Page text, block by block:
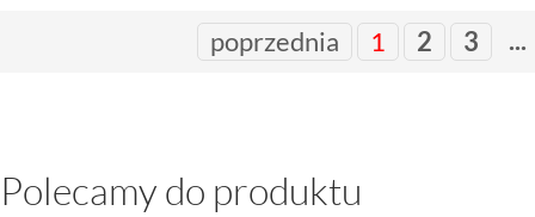
poprzednia 1 2 3 ...
Polecamy do produktu